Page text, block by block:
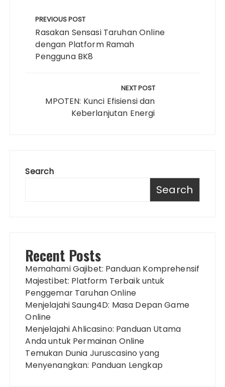
navigation
PREVIOUS POST
Rasakan Sensasi Taruhan Online
dengan Platform Ramah
Pengguna BK8
NEXT POST
MPOTEN: Kunci Efisiensi dan
Keberlanjutan Energi
Search
Search
Recent Posts
Memahami Gajibet: Panduan Komprehensif
Majestibet: Platform Terbaik untuk
Penggemar Taruhan Online
Menjelajahi Saung4D: Masa Depan Game
Online
Menjelajahi Ahlicasino: Panduan Utama
Anda untuk Permainan Online
Temukan Dunia Juruscasino yang
Menyenangkan: Panduan Lengkap